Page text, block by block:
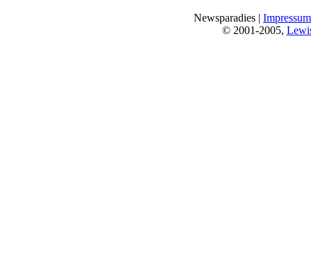
Newsparadies | Impressum
© 2001-2005,